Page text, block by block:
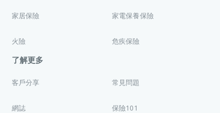
家居保險 家電保養保險
火險 危疾保險
了解更多
客戶分享 常見問題
網誌 保險101